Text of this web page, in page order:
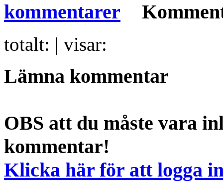
totalt: | visar:
Lämna kommentar
OBS att du måste vara
kommentar!
Klicka här för att logga